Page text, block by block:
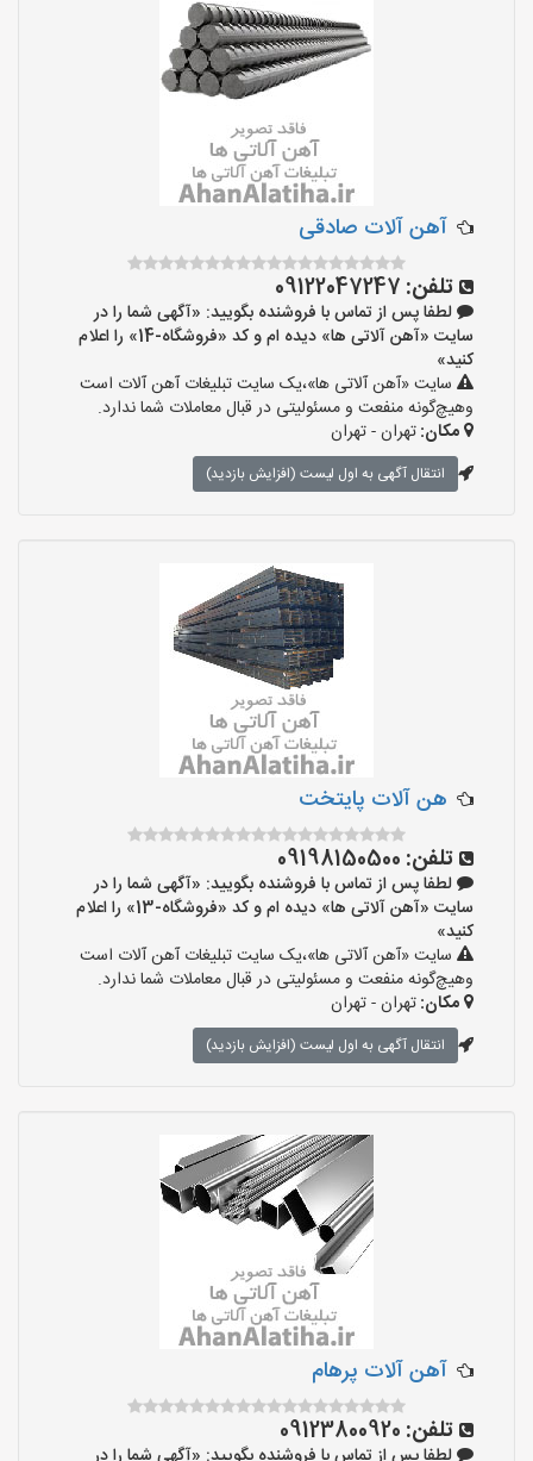
آهن آلات صادقی
تلفن: 09122047247
لطفا پس از تماس با فروشنده بگویید: «آگهی شما را در
سایت «آهن آلاتی ها» دیده ام و کد «فروشگاه-14» را اعلام
کنید»
سایت «آهن آلاتی ها»،یک سایت تبلیغات آهن آلات است
وهیچ‌گونه منفعت و مسئولیتی در قبال معاملات شما ندارد.
مکان:تهران - تهران
انتقال آگهی به اول لیست (افزایش بازدید)
هن آلات پایتخت
تلفن: 09198150500
لطفا پس از تماس با فروشنده بگویید: «آگهی شما را در
سایت «آهن آلاتی ها» دیده ام و کد «فروشگاه-13» را اعلام
کنید»
سایت «آهن آلاتی ها»،یک سایت تبلیغات آهن آلات است
وهیچ‌گونه منفعت و مسئولیتی در قبال معاملات شما ندارد.
مکان:تهران - تهران
انتقال آگهی به اول لیست (افزایش بازدید)
آهن آلات پرهام
تلفن: 09123800920